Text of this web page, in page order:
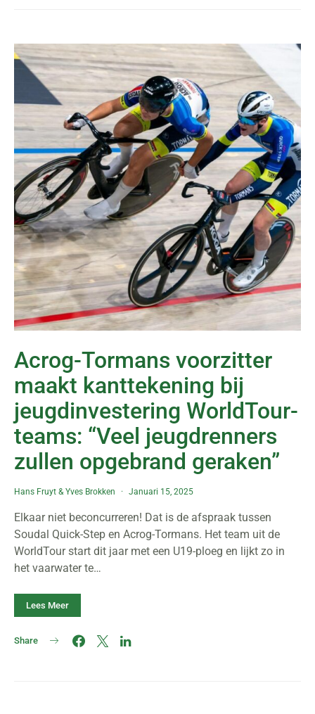
Acrog-Tormans voorzitter
maakt kanttekening bij
jeugdinvestering WorldTour-
teams: “Veel jeugdrenners
zullen opgebrand geraken”
Hans Fruyt &Yves Brokken Januari 15, 2025
Elkaar niet beconcurreren! Dat is de afspraak tussen
Soudal Quick-Step en Acrog-Tormans. Het team uit de
WorldTour start dit jaar met een U19-ploeg en lijkt zo in
het vaarwater te…
Lees Meer
Share